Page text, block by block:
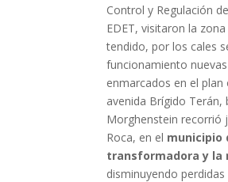
Control y Regulación
EDET, visitaron la
tendido, por los cales
funcionamiento
enmarcados en el
avenida Brígido
Morghenstein recorrió
Roca, en el municipio
transformadora y la
disminuyendo